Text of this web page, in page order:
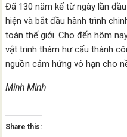
Đã 130 năm kể từ ngày lần
hiện và bắt đầu hành trình
toàn thế giới. Cho đến hôm
vật trinh thám hư cấu thành
nguồn cảm hứng vô hạn cho
Minh Minh
Share this: